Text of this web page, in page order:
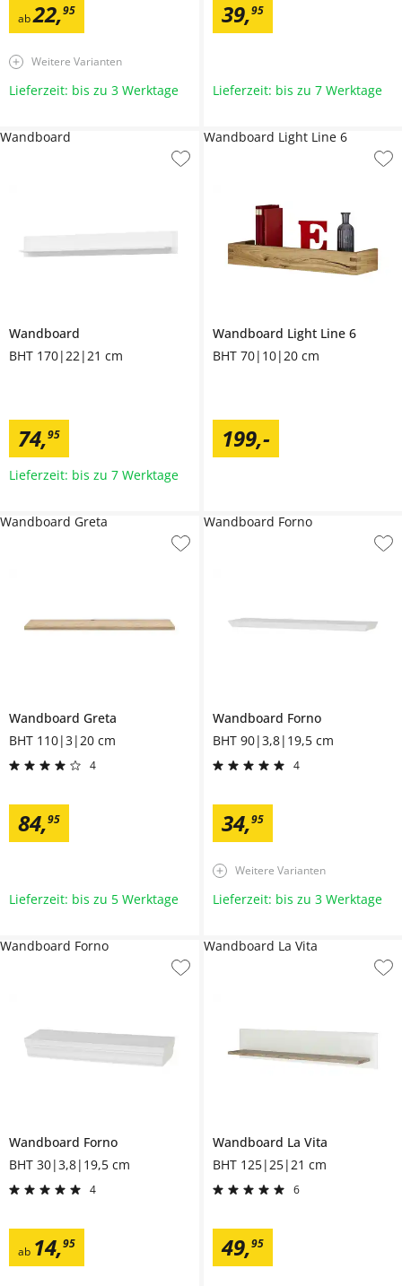
ab22,95
Weitere Varianten
Lieferzeit: bis zu 3 Werktage
39,95
Lieferzeit: bis zu 7 Werktage
Wandboard
BHT 170|22|21 cm
74,95
Wandboard
Lieferzeit: bis zu 7 Werktage
Wandboard Light Line 6
BHT 70|10|20 cm
199,-
Wandboard Light Line 6
Wandboard Greta
BHT 110|3|20 cm
4
84,95
Wandboard Greta
Lieferzeit: bis zu 5 Werktage
Wandboard Forno
BHT 90|3,8|19,5 cm
4
34,95
Wandboard Forno
Weitere Varianten
Lieferzeit: bis zu 3 Werktage
Wandboard Forno
BHT 30|3,8|19,5 cm
4
ab 14,95
Wandboard Forno
Wandboard La Vita
BHT 125|25|21 cm
6
49,95
Wandboard La Vita